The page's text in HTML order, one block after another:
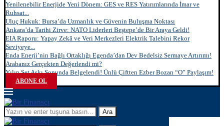
Yenilenebilir Enerjide Yeni Dönem: GES ve RES Yatırımlarında İmar ve
Ruhsat...
Uluç Hukuk: Bursa’da Uzmanlık ve Güvenin Buluşma Noktası
Ankara’da Tarihi Zirve: NATO Liderleri Beştepe’de Bir Araya Geldi!
EIA Raporu: Yapay Zekâ ve Veri Merkezleri Elektrik Talebini Rekor
Seviyeye...
Enda Enerji’nin Bağlı Ortaklığı Egenda’dan Dev Bedelsiz Sermaye Artırımı!
Arabanız Gerçekten Değerlendi mi?
Yılın Set Aşkı Sonunda Belgelendi! Ünlü Çiftten Ezber Bozan “O” Paylaşım!
ABONE OL
Ara